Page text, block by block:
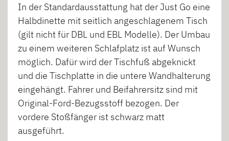
In der Standardausstattung hat der Just Go eine
Halbdinette mit seitlich angeschlagenem Tisch
(gilt nicht für DBL und EBL Modelle). Der Umbau
zu einem weiteren Schlafplatz ist auf Wunsch
möglich. Dafür wird der Tischfuß abgeknickt
und die Tischplatte in die untere Wandhalterung
eingehängt. Fahrer und Beifahrersitz sind mit
Original-Ford-Bezugsstoff bezogen. Der
vordere Stoßfänger ist schwarz matt
ausgeführt.